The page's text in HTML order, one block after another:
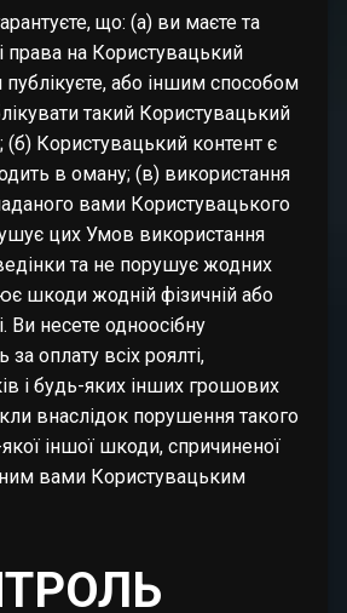
що: (а) ви маєте та
права на Користувацький
публікуєте, або іншим способом
такий Користувацький
(б) Користувацький контент є
в оману; (в) використання
вами Користувацького
цих Умов використання
та не порушує жодних
шкоди жодній фізичній або
Ви несете одноосібну
за оплату всіх роялті,
і будь-яких інших грошових
внаслідок порушення такого
іншої шкоди, спричиненої
вами Користувацьким